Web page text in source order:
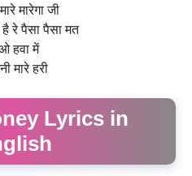
मारेगा जी
है रे पैसा पैसा मत
हवा में
मारे हरी
Lyrics in